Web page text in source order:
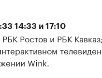
14:33 и 17:10
Ростов и РБК
Wink.